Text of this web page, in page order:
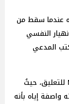
عندما سقط من
النفسي
المدعي
لم يستجب ممثلو ليام باين لطلب NBC News للتعليق، حيثُ
واصفة إياه بأنه